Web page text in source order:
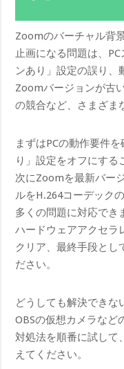
Zoomのバーチャル背
止画になる問題は、
ンあり」設定の誤り、
Zoomバージョンが古
の競合など、さまざま
まずはPCの動作要件
り」設定をオフにする
次にZoomを最新バー
ルをH.264コーデック
多くの問題に対応でき
ハードウェアアクセラ
クリア、最終手段とし
ださい。
どうしても解決できな
OBSの仮想カメラなど
対処法を順番に試して
えてください。